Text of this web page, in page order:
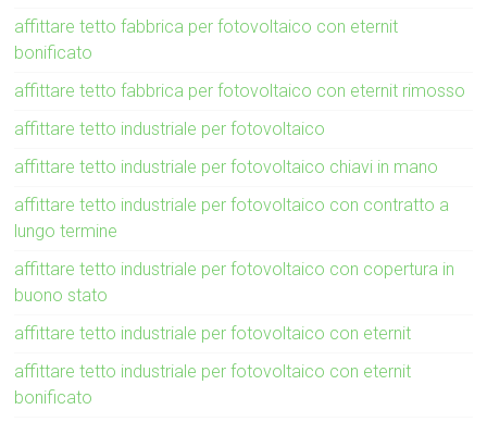
affittare tetto fabbrica per fotovoltaico con eternit
bonificato
affittare tetto fabbrica per fotovoltaico con eternit rimosso
affittare tetto industriale per fotovoltaico
affittare tetto industriale per fotovoltaico chiavi in mano
affittare tetto industriale per fotovoltaico con contratto a
lungo termine
affittare tetto industriale per fotovoltaico con copertura in
buono stato
affittare tetto industriale per fotovoltaico con eternit
affittare tetto industriale per fotovoltaico con eternit
bonificato